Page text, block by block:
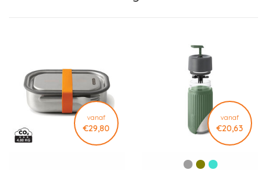
dat de beker veilig in een tas, rugzak of auto geplaatst kan
gedemonteerd voor een grondige reiniging. Hierdoor blijft de
beker hygiënisch en klaar voor intensief dagelijks gebruik. De
beker is ideaal om mee te nemen naar werk, onderweg, tijdens
reizen of om aan de barista te overhandigen als
milieuvriendelijk alternatief voor wegwerpbekers.
Gemaakt van roestvrij staal en polypropyleen voelt de beker
solide aan en gaat hij bij normaal gebruik zeer lang mee.
Dankzij de mogelijkheid voor bedrukking via tampondruk
vanaf
€29,80
vanaf
€20,63